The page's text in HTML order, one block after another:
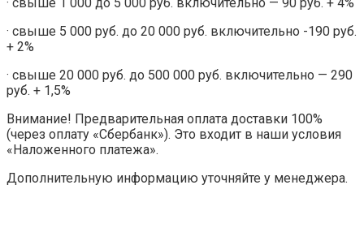
· свыше 1 000 до 5 000 руб. включительно — 90 руб. + 4%
· свыше 5 000 руб. до 20 000 руб. включительно -190 руб.
+ 2%
· свыше 20 000 руб. до 500 000 руб. включительно — 290
руб. + 1,5%
Внимание! Предварительная оплата доставки 100%
(через оплату «Сбербанк»). Это входит в наши условия
«Наложенного платежа».
Дополнительную информацию уточняйте у менеджера.